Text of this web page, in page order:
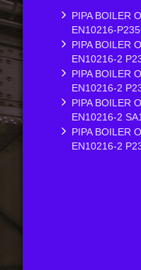
PIPA BOILER
EN10216-
PIPA BOILER
EN10216-2
PIPA BOILER
EN10216-2
PIPA BOILER
EN10216-2
PIPA BOILER
EN10216-2